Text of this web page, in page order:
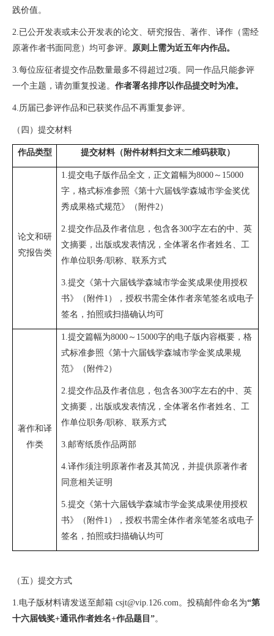
践价值。
2.已公开发表或未公开发表的论文、研究报告、著作、译作（需经
原著作者书面同意）均可参评。 原则上需为近五年内作品。
3.每位应征者提交作品数量最多不得超过2项。同一作品只能参评
一个主题，请勿重复投递。 作者署名排序以作品提交时为准。
4.历届已参评作品和已获奖作品不再重复参评。
（四）提交材料
作品类型 提交材料（附件材料扫文末二维码获取）
论文和研
究报告类
1.提交电子版作品全文，正文篇幅为8000 ～ 15000
字，格式标准参照《第十六届钱学森城市学金奖优
秀成果格式规范》（附件2）
2.提交作品及作者信息，包含各300字左右的中、英
文摘要，出版或发表情况，全体署名作者姓名、工
作单位职务/职称、联系方式
3.提交《第十六届钱学森城市学金奖成果使用授权
书》（附件1 ），授权书需全体作者亲笔签名或电子
签名，拍照或扫描确认均可
著作和译
作类
1.提交篇幅为8000 ～ 15000字的电子版内容概要，格
式标准参照《第十六届钱学森城市学金奖成果规
范》（附件2）
2.提交作品及作者信息，包含各300字左右的中、英
文摘要，出版或发表情况，全体署名作者姓名、工
作单位职务/职称、联系方式
3.邮寄纸质作品两部
4.译作须注明原著作者及其简况，并提供原著作者
同意相关证明
5.提交《第十六届钱学森城市学金奖成果使用授权
书》（附件1 ），授权书需全体作者亲笔签名或电子
签名，拍照或扫描确认均可
（五）提交方式
1.电子版材料请发送至邮箱 csjt@vip.126.com。投稿邮件命名为“第
十六届钱奖+通讯作者姓名+作品题目”。